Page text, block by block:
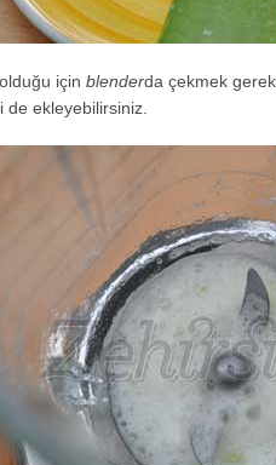
için blenderda çekmek
de ekleyebilirsiniz.